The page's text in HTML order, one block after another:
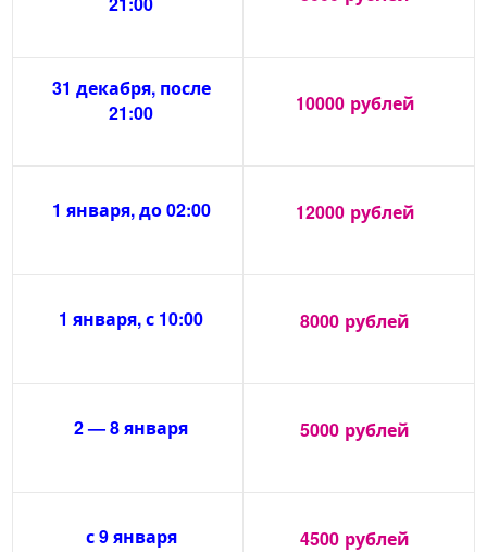
31 декабря, после
21:00
10000 рублей
1 января, до 02:00 12000 рублей
1 января, с 10:00 8000 рублей
2 — 8 января 5000 рублей
с 9 января 4500 рублей